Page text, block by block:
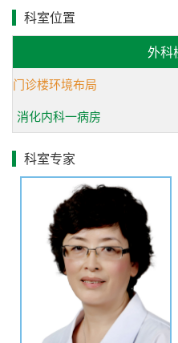
贤教授应卫计委邀请参加我
定，连续多年参加我国胃癌
高层次的临床研究
项，省部级以上科研课题26
国家级核心期刊论文百余篇
项，目前承担临床研究项目
项，应用国内外最新分子靶
化系统肿瘤，使部分晚期病
最新治疗选择的同时，也为
科室位置
外科
门诊楼环境布局
消化内科一病房
科室专家